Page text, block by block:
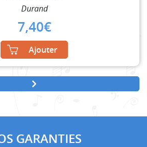
Durand
7,40€
Ajouter
GARANTIES